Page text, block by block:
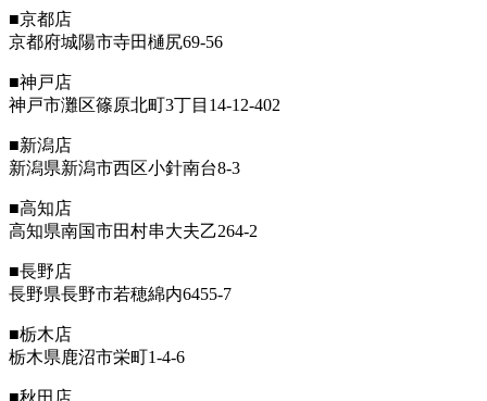
■京都店
京都府城陽市寺田樋尻69-56
■神戸店
神戸市灘区篠原北町3丁目14-12-402
■新潟店
新潟県新潟市西区小針南台8-3
■高知店
高知県南国市田村串大夫乙264-2
■長野店
長野県長野市若穂綿内6455-7
■栃木店
栃木県鹿沼市栄町1-4-6
■秋田店